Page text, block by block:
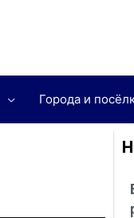
Города и